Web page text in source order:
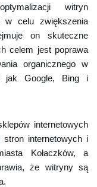
witryn
w celu zwiększenia
on skuteczne
celem jest poprawa
organicznego w
jak Google, Bing i
internetowych
stron internetowych i
Kołaczków, a
że witryny są